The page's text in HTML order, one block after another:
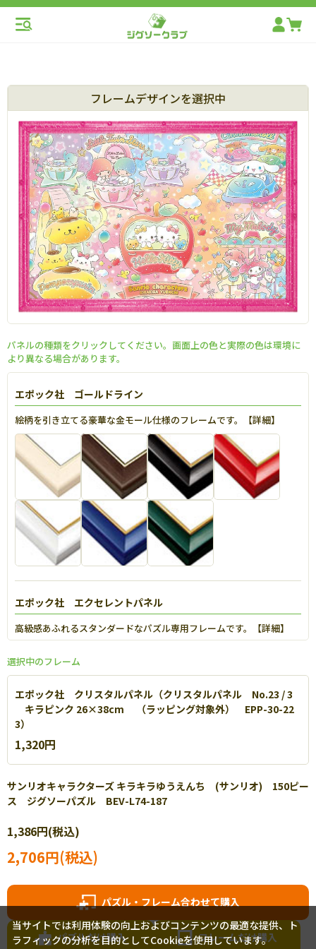
フレームデザインを選択中
パネルの種類をクリックしてください。画面上の色と実際の色は環境に
より異なる場合があります。
エポック社 ゴールドライン
絵柄を引き立てる豪華な金モール仕様のフレームです。【詳細】
エポック社 エクセレントパネル
高級感あふれるスタンダードなパズル専用フレームです。【詳細】
エポック社 パネルマックス
軽量なアルミを使用し丈夫で扱いやすいパネルです。【
選択中のフレーム
エポック社 クリスタルパネル（クリスタルパネル No.23 / 3
キラピンク 26×38cm （ラッピング対象外） EPP-30-22
3）
1,320円
サンリオキャラクターズ キラキラゆうえんち (サンリオ) 150ピー
ス ジグソーパズル BEV-L74-187
1,386円(税込)
2,706円(税込)
パズル・フレーム合わせて購入
パズルだけ購入 フレームだけ購入
当サイトでは利用体験の向上およびコンテンツの最適な提供、ト
ラフィックの分析を目的としてCookieを使用しています。